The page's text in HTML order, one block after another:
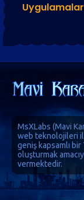
MsXLabs (Mavi
web teknolojileri
geniş kapsamlı
oluşturmak
vermektedir.